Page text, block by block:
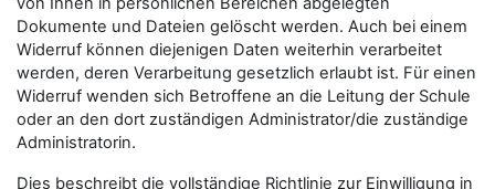
Dokumente und Dateien gelöscht werden. Auch bei einem
Widerruf können diejenigen Daten weiterhin verarbeitet
werden, deren Verarbeitung gesetzlich erlaubt ist. Für einen
Widerruf wenden sich Betroffene an die Leitung der Schule
oder an den dort zuständigen Administrator/die zuständige
Administratorin.
Dies beschreibt die vollständige Richtlinie zur Einwilligung in